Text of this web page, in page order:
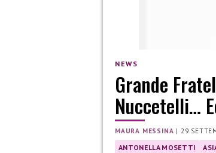
NEWS
Grande
Nuccetelli…
MAURA MESSINA | 29
ANTONELLA MOSETTI